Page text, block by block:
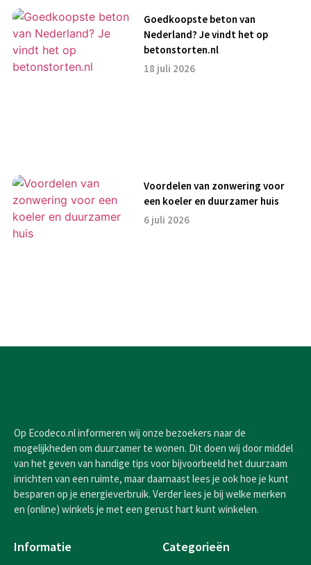
Goedkoopste beton van
Nederland? Je vindt het op
betonstorten.nl
18 juli 2026
Voordelen van zonwering voor
een koeler en duurzamer huis
6 juli 2026
Op Ecodeco.nl informeren wij onze bezoekers naar de
mogelijkheden om duurzamer te wonen. Dit doen wij door middel
van het geven van handige tips voor bijvoorbeeld het duurzaam
inrichten van een ruimte, maar daarnaast lees je ook hoe je kunt
besparen op je energieverbruik. Verder lees je bij welke merken
en (online) winkels je met een gerust hart kunt winkelen.
Informatie Categorieën